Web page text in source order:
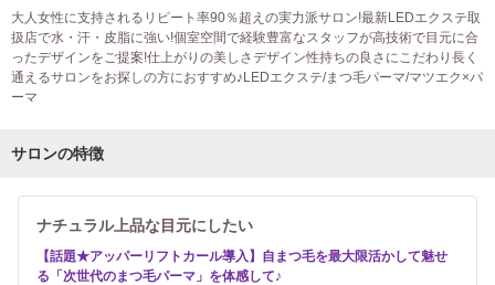
大人女性に支持されるリピート率90％超えの実力派サロン!最新LEDエクステ取
扱店で水・汗・皮脂に強い!個室空間で経験豊富なスタッフが高技術で目元に合
ったデザインをご提案!仕上がりの美しさデザイン性持ちの良さにこだわり長く
通えるサロンをお探しの方におすすめ♪LEDエクステ/まつ毛パーマ/マツエク×パ
ーマ
サロンの特徴
ナチュラル上品な目元にしたい
【話題★アッパーリフトカール導入】自まつ毛を最大限活かして魅せ
る「次世代のまつ毛パーマ」を体感して♪